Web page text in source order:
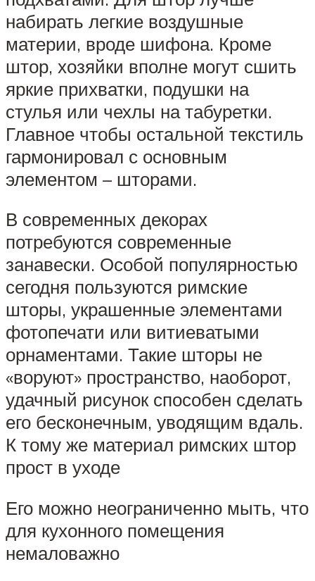
набирать легкие воздушные
материи, вроде шифона. Кроме
штор, хозяйки вполне могут сшить
яркие прихватки, подушки на
стулья или чехлы на табуретки.
Главное чтобы остальной текстиль
гармонировал с основным
элементом – шторами.
В современных декорах
потребуются современные
занавески. Особой популярностью
сегодня пользуются римские
шторы, украшенные элементами
фотопечати или витиеватыми
орнаментами. Такие шторы не
«воруют» пространство, наоборот,
удачный рисунок способен сделать
его бесконечным, уводящим вдаль.
К тому же материал римских штор
прост в уходе
Его можно неограниченно мыть, что
для кухонного помещения
немаловажно